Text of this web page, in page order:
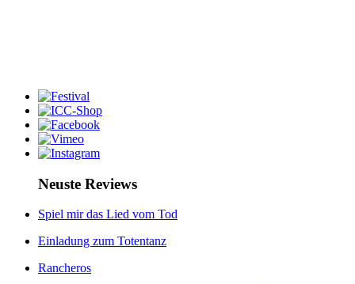
Neuste Reviews
Spiel mir das Lied vom Tod
Einladung zum Totentanz
Rancheros